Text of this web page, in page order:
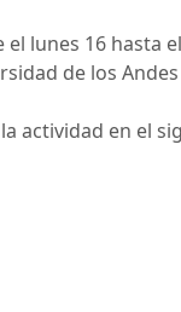
lunes 16 hasta
de los
actividad en el